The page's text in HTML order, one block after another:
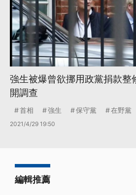
強生被爆曾欲挪用政黨捐款整
開調查
首相 強生 保守黨 在野黨
2021/4/29 19:50
編輯推薦